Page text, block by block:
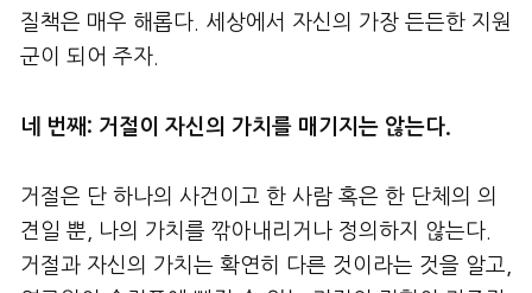
질책은 매우 해롭다. 세상에서 자신의 가장 든든한 지원
군이 되어 주자.
네 번째: 거절이 자신의 가치를 매기지는 않는다.
거절은 단 하나의 사건이고 한 사람 혹은 한 단체의 의
견일 뿐, 나의 가치를 깎아내리거나 정의하지 않는다.
거절과 자신의 가치는 확연히 다른 것이라는 것을 알고,